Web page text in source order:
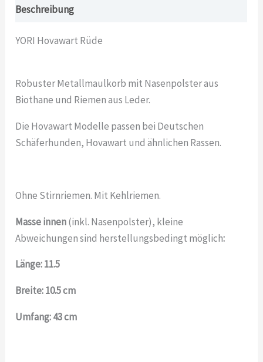
Beschreibung
YORI Hovawart Rüde
Robuster Metallmaulkorb mit Nasenpolster aus
Biothane und Riemen aus Leder.
Die Hovawart Modelle passen bei Deutschen
Schäferhunden, Hovawart und ähnlichen Rassen.
Ohne Stirnriemen. Mit Kehlriemen.
Masse innen(inkl. Nasenpolster), kleine
Abweichungen sind herstellungsbedingt möglich:
Länge: 11.5
Breite: 10.5 cm
Umfang: 43 cm